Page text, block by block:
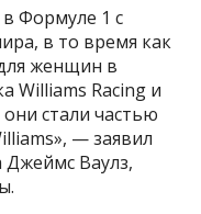
Формуле 1 с
в то время как
женщин в
Williams Racing и
стали частью
— заявил
Джеймс Ваулз,